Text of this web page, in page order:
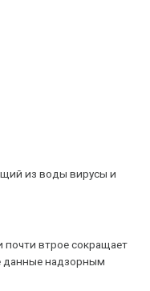
из воды вирусы и
втрое сокращает
данные надзорным